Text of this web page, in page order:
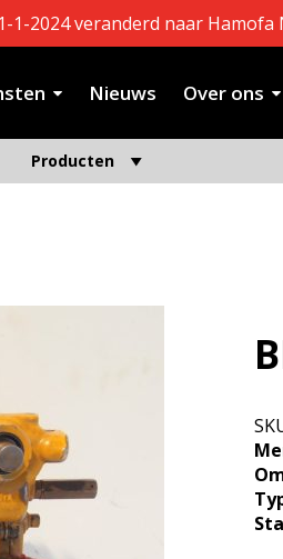
1-2024 veranderd naar Hamofa
Nieuws Over ons
Producten